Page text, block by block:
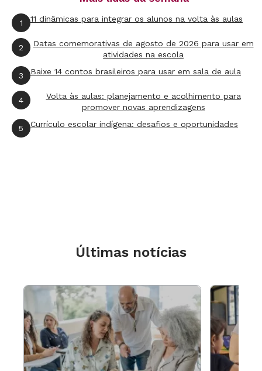
1 11 dinâmicas para integrar os alunos na volta às aulas
2
Datas comemorativas de agosto de 2026 para usar em
atividades na escola
3 Baixe 14 contos brasileiros para usar em sala de aula
4
Volta às aulas: planejamento e acolhimento para
promover novas aprendizagens
5 Currículo escolar indígena: desafios e oportunidades
Últimas notícias